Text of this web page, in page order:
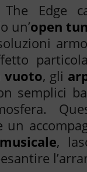
The Edge
un’open
vuoto, gli
semplici
un
,